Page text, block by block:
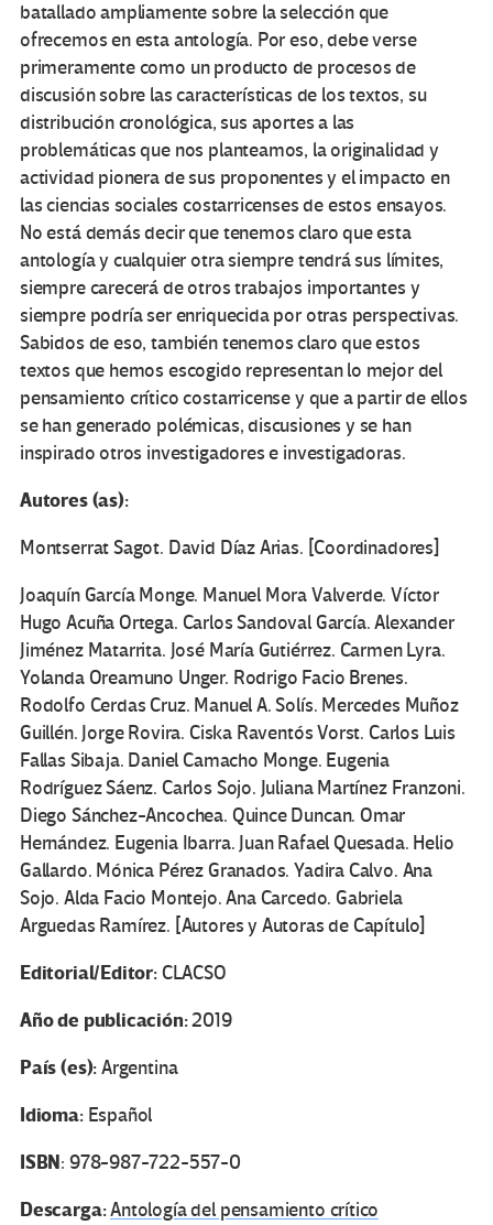
batallado ampliamente sobre la selección que
ofrecemos en esta antología. Por eso, debe verse
primeramente como un producto de procesos de
discusión sobre las características de los textos, su
distribución cronológica, sus aportes a las
problemáticas que nos planteamos, la originalidad y
actividad pionera de sus proponentes y el impacto en
las ciencias sociales costarricenses de estos ensayos.
No está demás decir que tenemos claro que esta
antología y cualquier otra siempre tendrá sus límites,
siempre carecerá de otros trabajos importantes y
siempre podría ser enriquecida por otras perspectivas.
Sabidos de eso, también tenemos claro que estos
textos que hemos escogido representan lo mejor del
pensamiento crítico costarricense y que a partir de ellos
se han generado polémicas, discusiones y se han
inspirado otros investigadores e investigadoras.
Autores (as):
Montserrat Sagot. David Díaz Arias. [Coordinadores]
Joaquín García Monge. Manuel Mora Valverde. Víctor
Hugo Acuña Ortega. Carlos Sandoval García. Alexander
Jiménez Matarrita. José María Gutiérrez. Carmen Lyra.
Yolanda Oreamuno Unger. Rodrigo Facio Brenes.
Rodolfo Cerdas Cruz. Manuel A. Solís. Mercedes Muñoz
Guillén. Jorge Rovira. Ciska Raventós Vorst. Carlos Luis
Fallas Sibaja. Daniel Camacho Monge. Eugenia
Rodríguez Sáenz. Carlos Sojo. Juliana Martínez Franzoni.
Diego Sánchez-Ancochea. Quince Duncan. Omar
Hernández. Eugenia Ibarra. Juan Rafael Quesada. Helio
Gallardo. Mónica Pérez Granados. Yadira Calvo. Ana
Sojo. Alda Facio Montejo. Ana Carcedo. Gabriela
Arguedas Ramírez. [Autores y Autoras de Capítulo]
Editorial/Editor:CLACSO
Año de publicación:2019
País (es):Argentina
Idioma:Español
ISBN: 978-987-722-557-0
Descarga:Antología del pensamiento crítico